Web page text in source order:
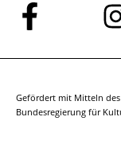
Folge
uns
auf
Gefördert mit Mitteln
Bundesregierung für